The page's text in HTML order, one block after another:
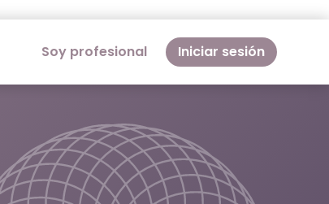
Soy profesional Iniciar sesión